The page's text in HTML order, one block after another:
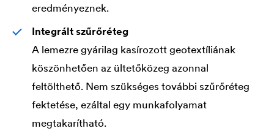
eredményeznek.
Integrált szűrőréteg
A lemezre gyárilag kasírozott geotextíliának
köszönhetően az ültetőközeg azonnal
feltölthető. Nem szükséges további szűrőréteg
fektetése, ezáltal egy munkafolyamat
megtakarítható.